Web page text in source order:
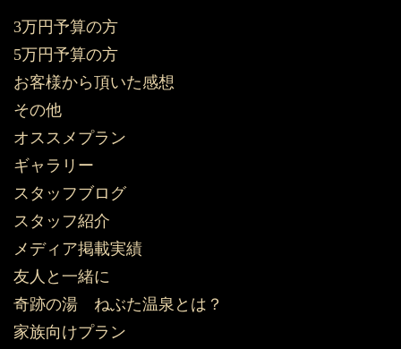
3万円予算の方
5万円予算の方
お客様から頂いた感想
その他
オススメプラン
ギャラリー
スタッフブログ
スタッフ紹介
メディア掲載実績
友人と一緒に
奇跡の湯 ねぶた温泉とは？
家族向けプラン